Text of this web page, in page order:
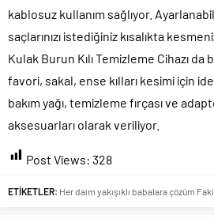
kablosuz kullanım sağlıyor.
saçlarınızı istediğiniz kısalıkta
Kulak Burun Kılı Temizleme Cihazı da
favori, sakal, ense kılları kesimi için
bakım yağı, temizleme fırçası ve
aksesuarları olarak veriliyor.
Post Views: 328
ETİKETLER: Her daim yakışıklı babalara çözüm